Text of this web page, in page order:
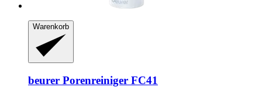
Warenkorb
beurer Porenreiniger FC41